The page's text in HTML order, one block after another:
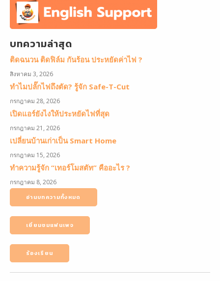
บทความล่าสุด
ติดฉนวน ติดฟิล์ม กันร้อน ประหยัดค่าไฟ ?
สิงหาคม 3, 2026
ทำไมปลั๊กไฟถึงตัด? รู้จัก Safe-T-Cut
กรกฎาคม 28, 2026
เปิดแอร์ยังไงให้ประหยัดไฟที่สุด
กรกฎาคม 21, 2026
เปลี่ยนบ้านเก่าเป็น Smart Home
กรกฎาคม 15, 2026
ทำความรู้จัก “เทอร์โมสตัท” คืออะไร ?
กรกฎาคม 8, 2026
อ่านบทความทั้งหมด
เยี่ยมชมแฟนเพจ
ร้องเรียน